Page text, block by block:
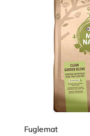
Fuglemat